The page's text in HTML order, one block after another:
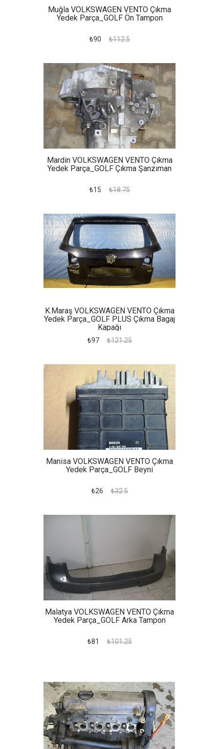
Muğla VOLKSWAGEN VENTO Çıkma
Yedek Parça_GOLF Ön Tampon
₺90 ₺112.5
Mardin VOLKSWAGEN VENTO Çıkma
Yedek Parça_GOLF Çıkma Şanzıman
₺15 ₺18.75
K.maraş VOLKSWAGEN VENTO Çıkma
Yedek Parça_GOLF PLUS Çıkma Bagaj
Kapağı
₺97 ₺121.25
Manisa VOLKSWAGEN VENTO Çıkma
Yedek Parça_GOLF Beyni
₺26 ₺32.5
Malatya VOLKSWAGEN VENTO Çıkma
Yedek Parça_GOLF Arka Tampon
₺81 ₺101.25